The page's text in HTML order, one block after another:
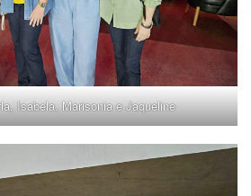
Isabela, Marisonia e Jaqueline